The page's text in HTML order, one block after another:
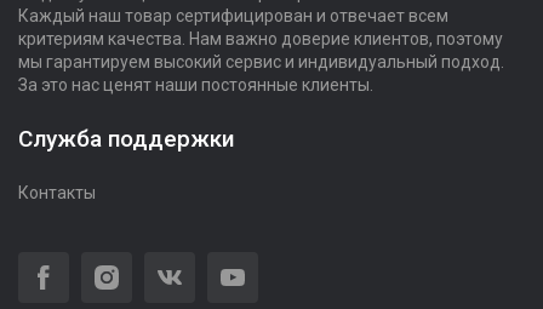
Каждый наш товар сертифицирован и отвечает всем
критериям качества. Нам важно доверие клиентов, поэтому
мы гарантируем высокий сервис и индивидуальный подход.
За это нас ценят наши постоянные клиенты.
Служба поддержки
Контакты